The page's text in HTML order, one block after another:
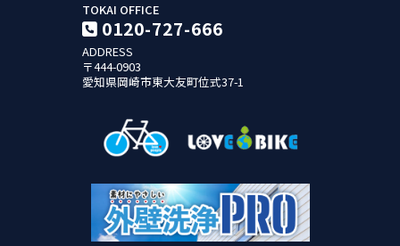
TOKAI OFFICE
0120-727-666
ADDRESS
〒444-0903
愛知県岡崎市東大友町位式37-1